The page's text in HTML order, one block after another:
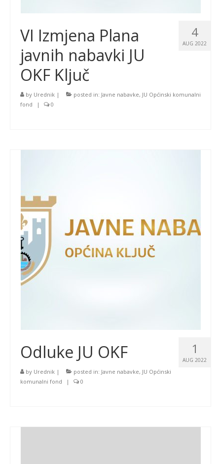
4
AUG 2022
VI Izmjena Plana
javnih nabavki JU
OKF Ključ
by Urednik | posted in: Javne nabavke, JU Općinski komunalni
fond
| 0
1
AUG 2022
Odluke JU OKF
by Urednik | posted in: Javne nabavke, JU Općinski
komunalni fond
| 0